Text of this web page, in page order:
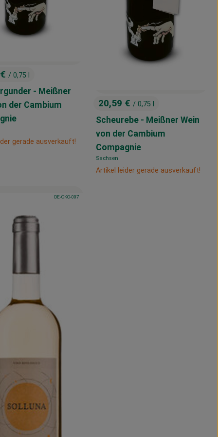
/ 0,75 l
- Meißner
der Cambium
gerade ausverkauft!
, Preis:
20,59 € / 0,75 l
Scheurebe - Meißner Wein
von der Cambium
Compagnie
, Herkunft:
Sachsen
Artikel leider gerade ausverkauft!
, Verband:
, Kontrollstelle:
DE-ÖKO-007